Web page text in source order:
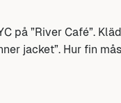
på ”River Café”.
jacket”. Hur fin